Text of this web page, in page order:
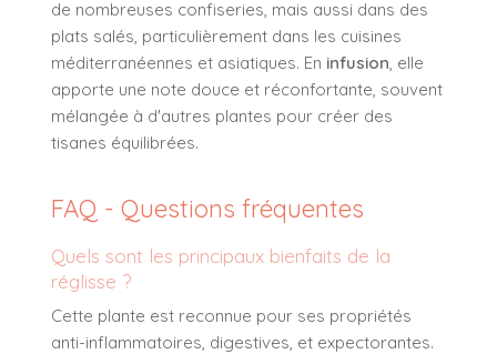
de nombreuses confiseries, mais aussi dans des
plats salés, particulièrement dans les cuisines
méditerranéennes et asiatiques. En infusion, elle
apporte une note douce et réconfortante, souvent
mélangée à d'autres plantes pour créer des
tisanes équilibrées.
FAQ - Questions fréquentes
Quels sont les principaux bienfaits de la
réglisse ?
Cette plante est reconnue pour ses propriétés
anti-inflammatoires, digestives, et expectorantes.